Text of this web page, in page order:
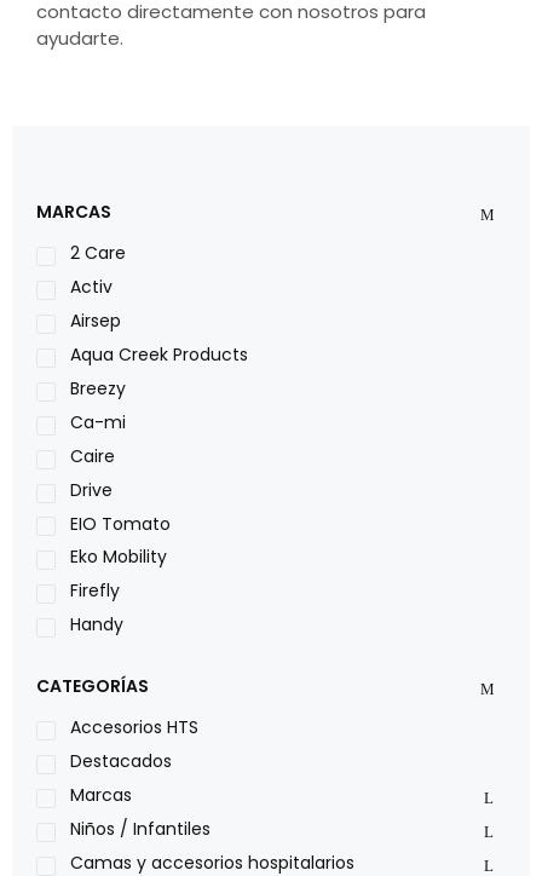
contacto directamente con nosotros para
ayudarte.
MARCAS
2 Care
Activ
Airsep
Aqua Creek Products
Breezy
Ca-mi
Caire
Drive
EIO Tomato
Eko Mobility
Firefly
Handy
Leggero
Lumex
Medical Store
Nidek
Oxiplus
Philips
CATEGORÍAS
Accesorios HTS
Destacados
Marcas
Niños / Infantiles
Camas y accesorios hospitalarios